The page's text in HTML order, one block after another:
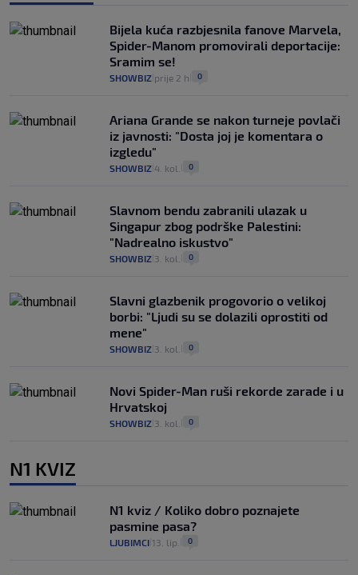
Bijela kuća razbjesnila fanove Marvela,
Spider-Manom promovirali deportacije:
Sramim se!
SHOWBIZ prije 2 h 0
Ariana Grande se nakon turneje povlači
iz javnosti: "Dosta joj je komentara o
izgledu"
SHOWBIZ 4. kol. 0
Slavnom bendu zabranili ulazak u
Singapur zbog podrške Palestini:
"Nadrealno iskustvo"
SHOWBIZ 3. kol. 0
Slavni glazbenik progovorio o velikoj
borbi: "Ljudi su se dolazili oprostiti od
mene"
SHOWBIZ 3. kol. 0
Novi Spider-Man ruši rekorde zarade i u
Hrvatskoj
SHOWBIZ 3. kol. 0
N1 KVIZ
N1 kviz / Koliko dobro poznajete
pasmine pasa?
LJUBIMCI 13. lip. 0